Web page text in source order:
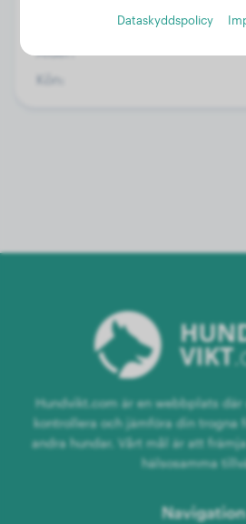
Ålder:
Kön:
Hundvikt.com är en webbplats där
kontrollera och jämföra din trogna
andra hundar. Vårt mål är att
hälsosamma
Navigation
Dataskyddspolicy